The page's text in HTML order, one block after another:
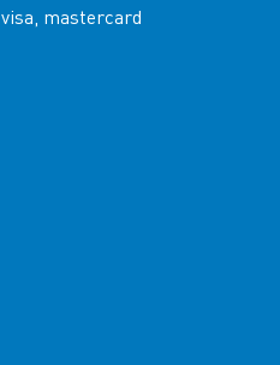
visa, mastercard